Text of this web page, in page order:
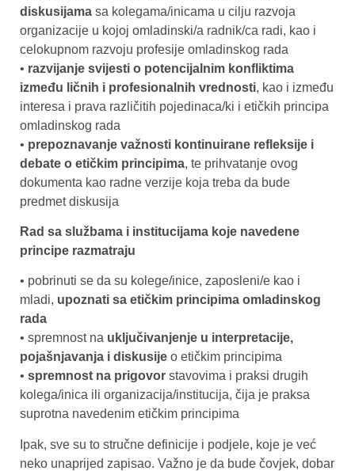
diskusijama sa kolegama/inicama u cilju razvoja
organizacije u kojoj omladinski/a radnik/ca radi, kao i
celokupnom razvoju profesije omladinskog rada
• razvijanje svijesti o potencijalnim konfliktima
između ličnih i profesionalnih vrednosti, kao i između
interesa i prava različitih pojedinaca/ki i etičkih principa
omladinskog rada
• prepoznavanje važnosti kontinuirane refleksije i
debate o etičkim principima, te prihvatanje ovog
dokumenta kao radne verzije koja treba da bude
predmet diskusija
Rad sa službama i institucijama koje navedene
principe razmatraju
• pobrinuti se da su kolege/inice, zaposleni/e kao i
mladi, upoznati sa etičkim principima omladinskog
rada
• spremnost na uključivanjenje u interpretacije,
pojašnjavanja i diskusije o etičkim principima
• spremnost na prigovor stavovima i praksi drugih
kolega/inica ili organizacija/institucija, čija je praksa
suprotna navedenim etičkim principima
Ipak, sve su to stručne definicije i podjele, koje je već
neko unaprijed zapisao. Važno je da bude čovjek, dobar